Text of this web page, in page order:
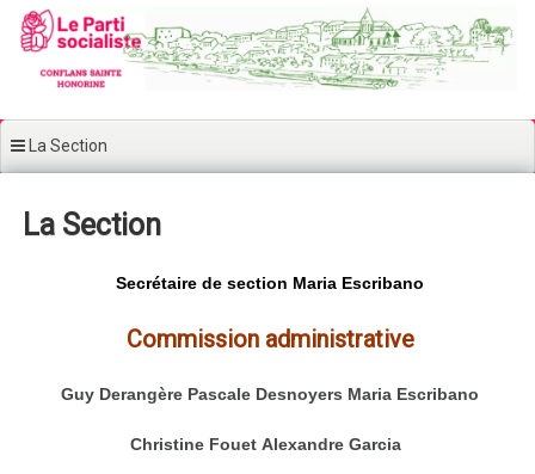
Aller au contenu principal
La Section
La Section
Secrétaire de section Maria Escribano
Commission administrative
Guy Derangère Pascale Desnoyers Maria Escribano
Christine Fouet Alexandre Garcia